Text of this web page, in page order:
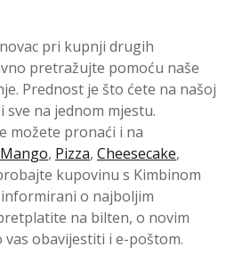
pri kupnji drugih
pretražujte pomoću naše
Prednost je što ćete na našoj
na jednom mjestu.
možete pronaći i na
Mango, Pizza, Cheesecake,
kupovinu s Kimbinom
o najboljim
na bilten, o novim
vas obavijestiti i e-poštom.